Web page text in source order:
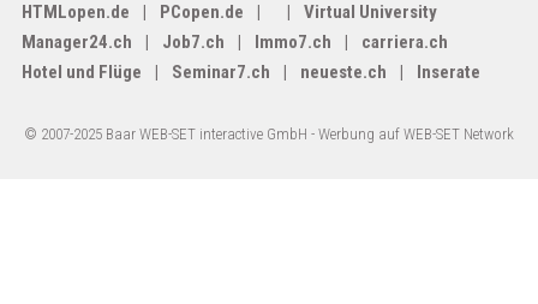
HTMLopen.de PCopen.de
Virtual University
Manager24.ch
Job7.ch Immo7.ch
carriera.ch
Hotel und Flüge
Seminar7.ch neueste.ch Inserate
© 2007-2025 Baar WEB-SET interactive GmbH - Werbung auf WEB-SET Network